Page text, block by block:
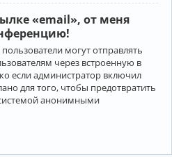
«email», от меня
могут отправлять
через встроенную в
если администратор включил
для того, чтобы предотвратить
анонимными